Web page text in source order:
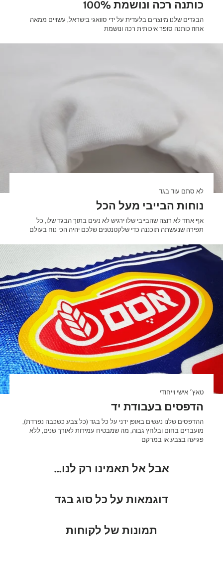
100% כותנה רכה ונושמת
הבגדים שלנו מיוצרים בלעדית על ידי סוואגי בישראל, עשויים ממאה
אחוז כותנה סופר איכותית רכה ונושמת
לא סתם עוד בגד
נוחות הבייבי מעל הכל
אף אחד לא רוצה שהבייבי שלו ירגיש לא נעים בתוך הבגד שלו, כל
תפירה שנעשתה תוכננה כדי שלקטנטנים שלכם יהיה הכי נוח בעולם
טאץ׳ אישי וייחודי
הדפסים בעבודת יד
ההדפסים שלנו נעשים באופן ידני על כל בגד (כל צבע כשכבה נפרדת),
מועברים בחום ובלחץ גבוה, מה שמבטיח עמידות לאורך שנים, ללא
פגיעה בצבע או במרקם
אבל אל תאמינו רק לנו...
דוגמאות על כל סוג בגד
תמונות של לקוחות